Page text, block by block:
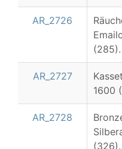
AR_2726
(285).
AR_2727
1600
AR_2728
(326).